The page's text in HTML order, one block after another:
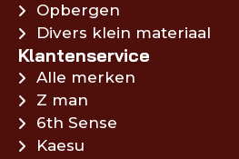
Opbergen
Divers klein materiaal
Klantenservice
Alle merken
Z man
6th Sense
Kaesu